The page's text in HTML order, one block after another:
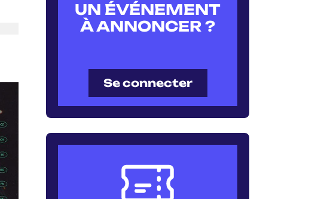
UN ÉVÉNEMENT
À ANNONCER ?
Se connecter